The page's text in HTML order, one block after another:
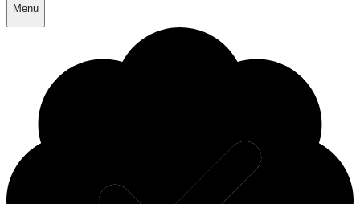
Menu